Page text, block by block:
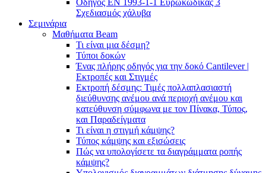
Οδηγός ΕΝ 1993-1-1 Ευρωκώδικας 3
Σχεδιασμός χάλυβα
Σεμινάρια
Μαθήματα Beam
Τι είναι μια δέσμη?
Τύποι δοκών
Ένας πλήρης οδηγός για την δοκό Cantilever |
Εκτροπές και Στιγμές
Εκτροπή δέσμης: Τιμές πολλαπλασιαστή
διεύθυνσης ανέμου ανά περιοχή ανέμου και
κατεύθυνση σύμφωνα με τον Πίνακα, Τύπος,
και Παραδείγματα
Τι είναι η στιγμή κάμψης?
Τύπος κάμψης και εξισώσεις
Πώς να υπολογίσετε τα διαγράμματα ροπής
κάμψης?